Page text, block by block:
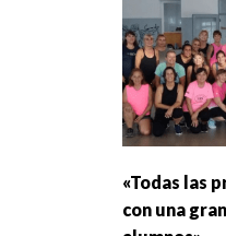
«Todas las
con una